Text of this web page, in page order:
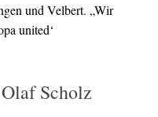
und Velbert. „Wir
united‘
Scholz